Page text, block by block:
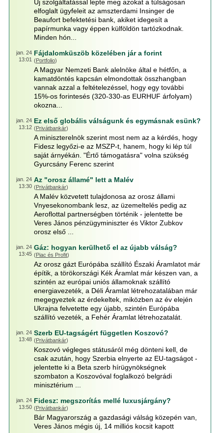
Új szolgáltatással lepte meg azokat a túlságosan
elfoglalt ügyfeleit az amszterdami Insinger de
Beaufort befektetési bank, akiket idegesít a
papírmunka vagy éppen külföldön tartózkodnak.
Minden hón...
jan. 24
13:01
Fájdalomküszöb közelében jár a forint
(Portfolio)
A Magyar Nemzeti Bank alelnöke által e hétfőn, a
kamatdöntés kapcsán elmondottak összhangban
vannak azzal a feltételezéssel, hogy egy további
15%-os forintesés (320-330-as EURHUF árfolyam)
okozna...
jan. 24
13:12
Ez első globális válságunk és egymásnak esünk?
(Privátbankár)
A miniszterelnök szerint most nem az a kérdés, hogy
Fidesz legyőzi-e az MSZP-t, hanem, hogy ki lép túl
saját árnyékán. "Értő támogatásra" volna szükség
Gyurcsány Ferenc szerint
jan. 24
13:30
Az "orosz államé" lett a Malév
(Privátbankár)
A Malév közvetett tulajdonosa az orosz állami
Vnyesekonombank lesz, az üzemeltelés pedig az
Aeroflottal partnerségben történik - jelentette be
Veres János pénzügyminiszter és Viktor Zubkov
orosz első ...
jan. 24
13:45
Gáz: hogyan kerülhető el az újabb válság?
(Piac és Profit)
Az orosz gázt Európába szállító Északi Áramlatot már
építik, a törökországi Kék Áramlat már készen van, a
szintén az európai uniós államoknak szállító
energiavezeték, a Déli Áramlat létrehozatalában már
megegyeztek az érdekeltek, miközben az év elején
Ukrajna felvetette egy újabb, szintén Európába
szállító vezeték, a Fehér Áramlat létrehozatalát.
jan. 24
13:48
Szerb EU-tagságért független Koszovó?
(Privátbankár)
Koszovó végleges státusáról még dönteni kell, de
csak azután, hogy Szerbia elnyerte az EU-tagságot -
jelentette ki a Beta szerb hírügynökségnek
szombaton a Koszovóval foglalkozó belgrádi
minisztérium ...
jan. 24
13:50
Fidesz: megszorítás mellé luxusjárgány?
(Privátbankár)
Bár Magyarország a gazdasági válság közepén van,
Veres János mégis új, 14 milliós kocsit kapott